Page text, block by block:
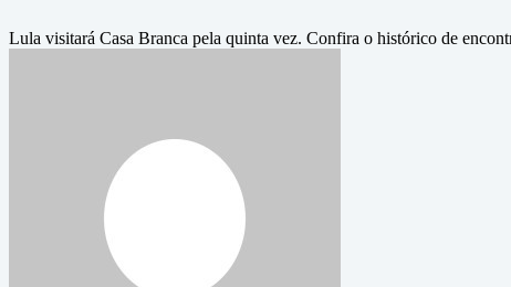
Lula visitará Casa Branca pela quinta vez. Confira o histórico de